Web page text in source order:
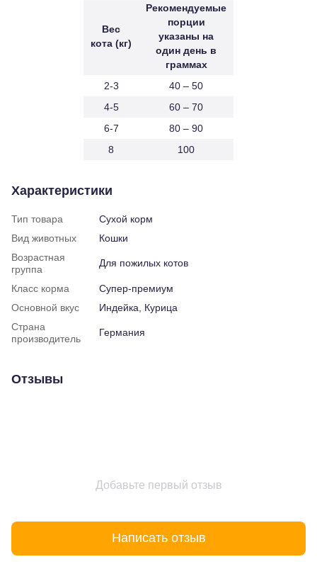
Вес
кота (кг)
Рекомендуемые
порции
указаны на
один день в
граммах
2-3
40 – 50
4-5
60 – 70
6-7
80 – 90
8
100
Характеристики
Тип товара
Сухой корм
Вид животных
Кошки
Возрастная
группа
Для пожилых котов
Класс корма
Супер-премиум
Основной вкус
Индейка, Курица
Страна
производитель
Германия
Отзывы
Добавьте первый отзыв
Написать отзыв